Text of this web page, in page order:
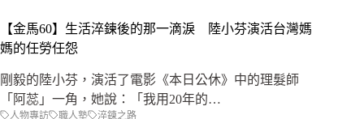
【金馬60】生活淬鍊後的那一滴淚 陸小芬演活台灣媽
媽的任勞任怨
剛毅的陸小芬，演活了電影《本日公休》中的理髮師
「阿蕊」一角，她說：「我用20年的…
人物專訪 職人塾 淬鍊之路